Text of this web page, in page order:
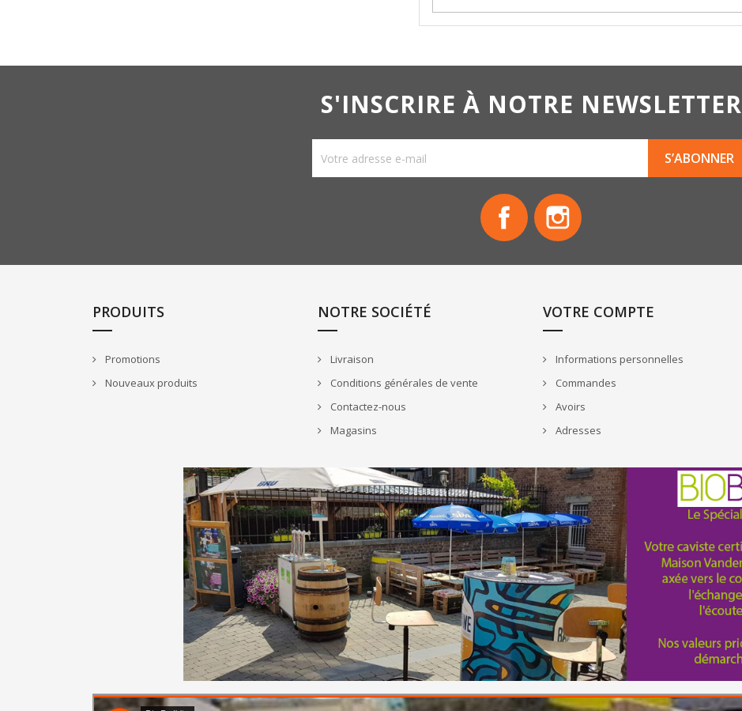
S'INSCRIRE À NOTRE NEWSLETTER
Facebook
PRODUITS
Promotions
Nouveaux produits
NOTRE SOCIÉTÉ
Livraison
Conditions générales de vente
Contactez-nous
Magasins
VOTRE COMPTE
Informations personnelles
Commandes
Avoirs
Adresses